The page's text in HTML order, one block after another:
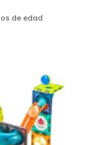
de edad